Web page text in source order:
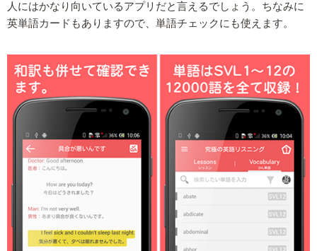
人にはかなり向いているアプリだと言えるでしょう。ちなみに
英単語カードもありますので、単語チェックにも使えます。